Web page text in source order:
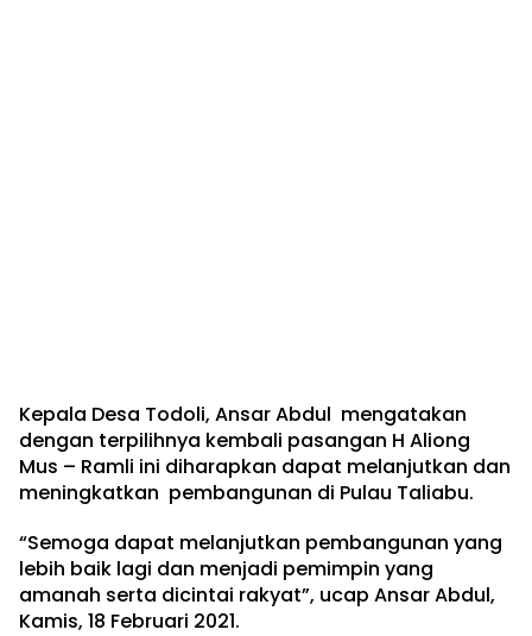
Kepala Desa Todoli, Ansar Abdul mengatakan
dengan terpilihnya kembali pasangan H Aliong
Mus – Ramli ini diharapkan dapat melanjutkan dan
meningkatkan pembangunan di Pulau Taliabu.
“Semoga dapat melanjutkan pembangunan yang
lebih baik lagi dan menjadi pemimpin yang
amanah serta dicintai rakyat”, ucap Ansar Abdul,
Kamis, 18 Februari 2021.